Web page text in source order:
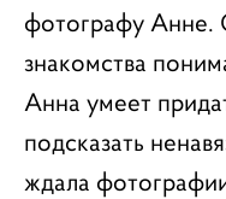
фотографу Анне.
знакомства
Анна умеет
подсказать
ждала